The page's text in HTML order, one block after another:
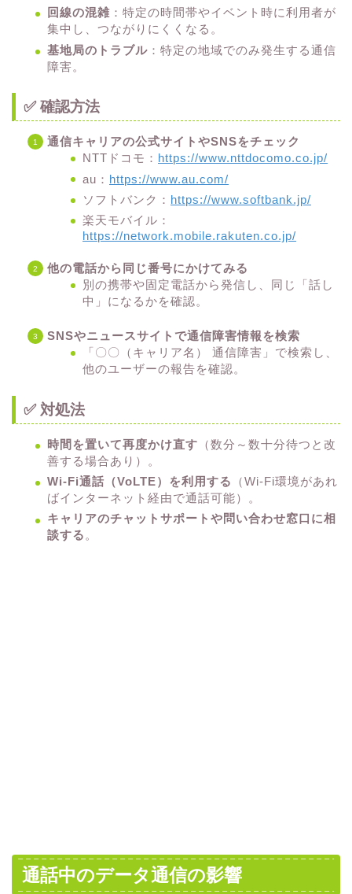
回線の混雑 ：特定の時間帯やイベント時に利用者が
集中し、つながりにくくなる。
基地局のトラブル ：特定の地域でのみ発生する通信
障害。
✅ 確認方法
通信キャリアの公式サイトやSNSをチェック
NTTドコモ： https://www.nttdocomo.co.jp/
au： https://www.au.com/
ソフトバンク： https://www.softbank.jp/
楽天モバイル：
https://network.mobile.rakuten.co.jp/
他の電話から同じ番号にかけてみる
別の携帯や固定電話から発信し、同じ「話し
中」になるかを確認。
SNSやニュースサイトで通信障害情報を検索
「〇〇（キャリア名） 通信障害」で検索し、
他のユーザーの報告を確認。
✅ 対処法
時間を置いて再度かけ直す （数分～数十分待つと改
善する場合あり）。
Wi-Fi通話（VoLTE）を利用する
（Wi-Fi環境があれ
ばインターネット経由で通話可能）。
キャリアのチャットサポートや問い合わせ窓口に相
談する。
通話中のデータ通信の影響